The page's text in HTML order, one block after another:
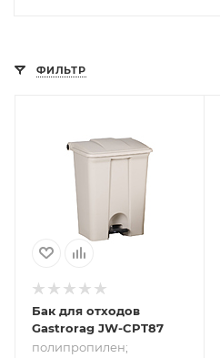
ФИЛЬТР
полипропилен;
бежевый; с
крышкой; 87.1 л
Бак для отходов
Gastrorag JW-CPT87
полипропилен;